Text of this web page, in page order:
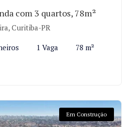
com 3 quartos, 78m²
Curitiba-PR
1 Vaga 78 m²
Em Construção